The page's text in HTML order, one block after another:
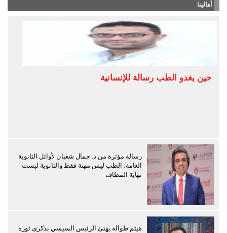
أهالينا
حين يغدو الطب رسالة للإنسانية
رسالة مؤثرة من د. جمال شعبان لأوائل الثانوية
العامة: الطب ليس مهنة فقط والثانوية ليست
نهاية المطاف
هيثم طواله يهنئ الرئيس السيسي بذكرى ثورة